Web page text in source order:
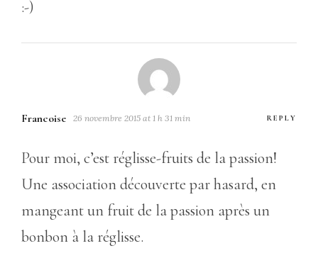
:-)
Francoise 26 novembre 2015 at 1 h 31 min REPLY
Pour moi, c’est réglisse-fruits de la passion!
Une association découverte par hasard, en
mangeant un fruit de la passion après un
bonbon à la réglisse.